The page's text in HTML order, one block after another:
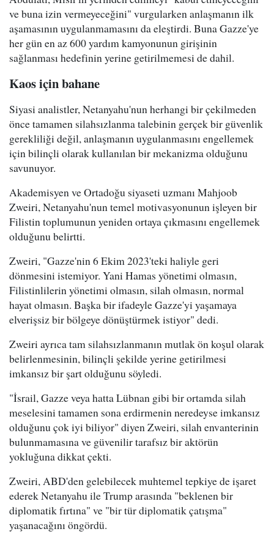
ve buna izin vermeyeceğini" vurgularken anlaşmanın ilk
aşamasının uygulanmamasını da eleştirdi. Buna Gazze'ye
her gün en az 600 yardım kamyonunun girişinin
sağlanması hedefinin yerine getirilmemesi de dahil.
Kaos için bahane
Siyasi analistler, Netanyahu'nun herhangi bir çekilmeden
önce tamamen silahsızlanma talebinin gerçek bir güvenlik
gerekliliği değil, anlaşmanın uygulanmasını engellemek
için bilinçli olarak kullanılan bir mekanizma olduğunu
savunuyor.
Akademisyen ve Ortadoğu siyaseti uzmanı Mahjoob
Zweiri, Netanyahu'nun temel motivasyonunun işleyen bir
Filistin toplumunun yeniden ortaya çıkmasını engellemek
olduğunu belirtti.
Zweiri, "Gazze'nin 6 Ekim 2023'teki haliyle geri
dönmesini istemiyor. Yani Hamas yönetimi olmasın,
Filistinlilerin yönetimi olmasın, silah olmasın, normal
hayat olmasın. Başka bir ifadeyle Gazze'yi yaşamaya
elverişsiz bir bölgeye dönüştürmek istiyor" dedi.
Zweiri ayrıca tam silahsızlanmanın mutlak ön koşul olarak
belirlenmesinin, bilinçli şekilde yerine getirilmesi
imkansız bir şart olduğunu söyledi.
"İsrail, Gazze veya hatta Lübnan gibi bir ortamda silah
meselesini tamamen sona erdirmenin neredeyse imkansız
olduğunu çok iyi biliyor" diyen Zweiri, silah envanterinin
bulunmamasına ve güvenilir tarafsız bir aktörün
yokluğuna dikkat çekti.
Zweiri, ABD'den gelebilecek muhtemel tepkiye de işaret
ederek Netanyahu ile Trump arasında "beklenen bir
diplomatik fırtına" ve "bir tür diplomatik çatışma"
yaşanacağını öngördü.